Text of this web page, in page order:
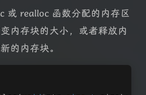
或 realloc 函数分配的内存区
内存块的大小，或者释放内
的内存块。